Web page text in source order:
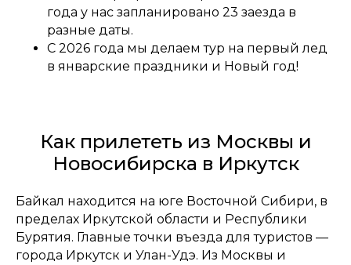
года у нас запланировано 23 заезда в
разные даты.
С 2026 года мы делаем тур на первый лед
в январские праздники и Новый год!
Как прилететь из Москвы и
Новосибирска в Иркутск
Байкал находится на юге Восточной Сибири, в
пределах Иркутской области и Республики
Бурятия. Главные точки въезда для туристов —
города Иркутск и Улан-Удэ. Из Москвы и